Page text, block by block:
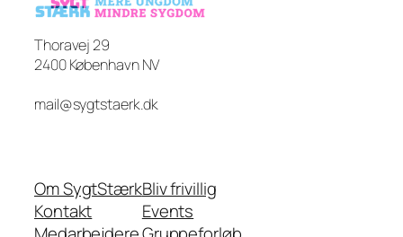
Thoravej 29
2400 København NV
mail@sygtstaerk.dk
Om SygtStærk
Kontakt
Bliv frivillig
Events